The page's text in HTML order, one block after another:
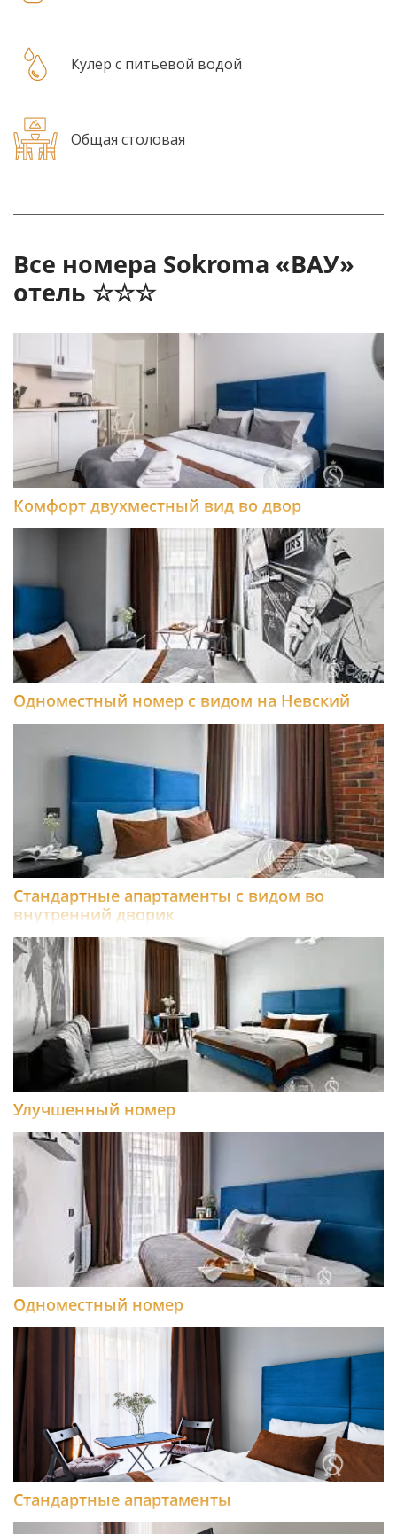
Кулер с питьевой водой
Общая столовая
Все номера Sokroma «ВАУ»
отель ☆☆☆
Комфорт двухместный вид во двор
Одноместный номер с видом на Невский
Стандартные апартаменты с видом во
внутренний дворик
Улучшенный номер
Одноместный номер
Стандартные апартаменты